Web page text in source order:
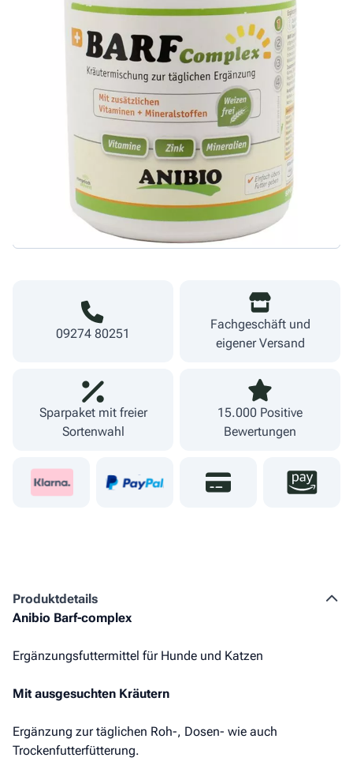
Mineralstoffen. Barf-complex ist eine hervorragende
Ergänzung zur täglichen Roh-, Dosen- wie auch
Trockenfutterfütterung.
Menge
Warenkorb
zzgl. Versand
09274 80251
Fachgeschäft und
eigener Versand
Sparpaket mit freier
Sortenwahl
15.000 Positive
Bewertungen
Produkt­details
Anibio Barf-complex
Ergänzungsfuttermittel für Hunde und Katzen
Mit ausgesuchten Kräutern
Ergänzung zur täglichen Roh-, Dosen- wie auch
Trockenfutterfütterung.